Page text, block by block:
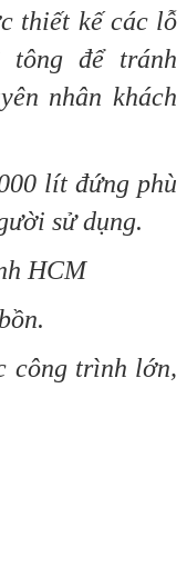
thiết kế các lỗ
tông để tránh
nhân khách
lít đứng phù
sử dụng.
HCM
công trình lớn,